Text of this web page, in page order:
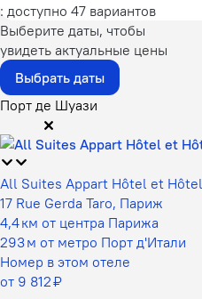
: доступно 47 вариантов
Выберите даты, чтобы
увидеть актуальные цены
Выбрать даты
Порт де Шуази
All Suites Appart Hôtel et
17 Rue Gerda Taro, Париж
4,4 км от центра Парижа
293 м от метро Порт д'Итали
Номер в этом отеле
от 9 812 ₽